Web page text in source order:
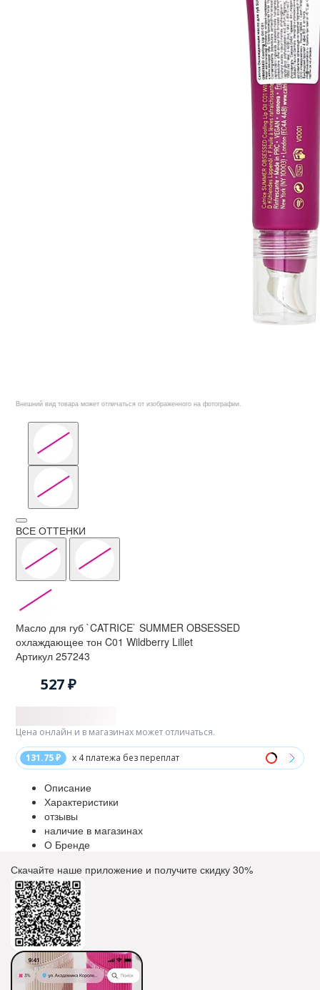
Внешний вид товара может отличаться от изображенного на фотографии.
ВСЕ ОТТЕНКИ
Масло для губ `CATRICE` SUMMER OBSESSED
охлаждающее тон C01 Wildberry Lillet
Артикул257243
527 ₽
131.75 ₽ x 4 платежа без переплат
Цена онлайн и в магазинах может отличаться.
Описание
Характеристики
отзывы
наличие в магазинах
О Бренде
Скачайте наше приложение и получите скидку 30%